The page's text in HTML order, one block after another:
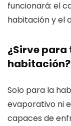
funcionará: el
habitación y el
¿Sirve para
habitación?
Solo para la
evaporativo ni
capaces de